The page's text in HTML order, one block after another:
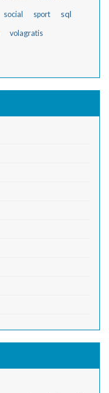
social sport sql
volagratis